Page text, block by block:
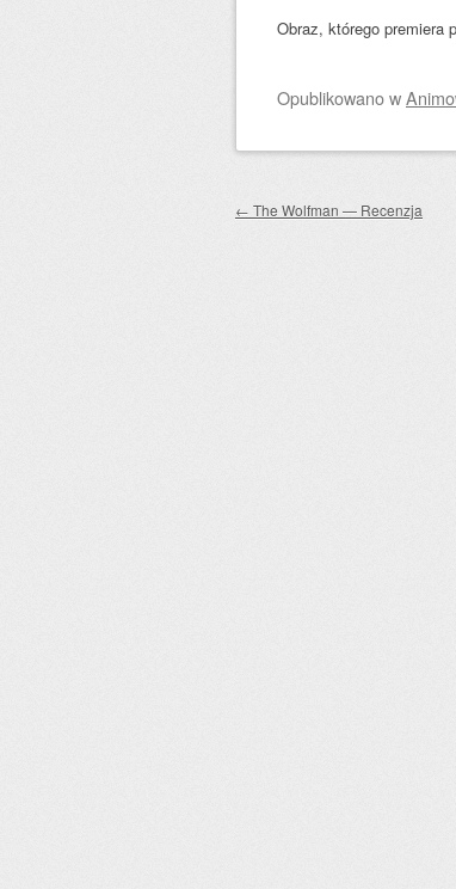
Obraz, którego premiera
Opublikowanow
Zobacz wpisy
← The Wolfman — Recenzja